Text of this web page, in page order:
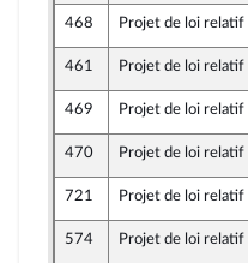
468
461
469
470
721
574